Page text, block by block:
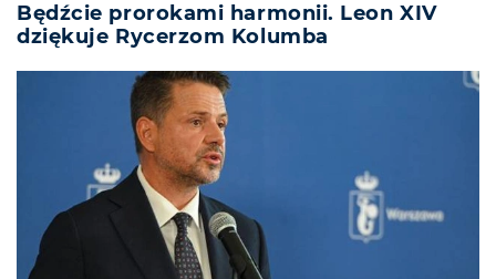
Będźcie prorokami harmonii. Leon XIV
dziękuje Rycerzom Kolumba